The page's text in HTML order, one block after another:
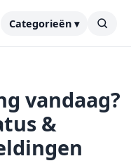
Categorieën ▾
vandaag?
&